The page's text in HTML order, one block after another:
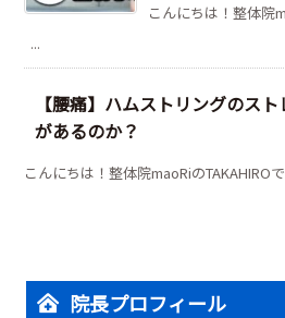
こんにちは！整体院
...
【腰痛】ハムストリングのス
があるのか？
こんにちは！整体院maoRiの
院長プロフィール